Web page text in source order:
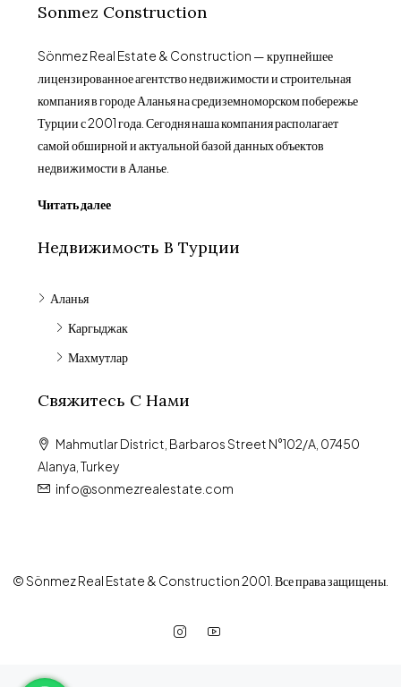
Sonmez Construction
Sönmez Real Estate & Construction — крупнейшее
лицензированное агентство недвижимости и строительная
компания в городе Аланья на средиземноморском побережье
Турции с 2001 года. Сегодня наша компания располагает
самой обширной и актуальной базой данных объектов
недвижимости в Аланье.
Читать далее
Недвижимость В Турции
Аланья
Каргыджак
Махмутлар
Свяжитесь С Нами
Mahmutlar District, Barbaros Street N°102/A, 07450
Alanya, Turkey
info@sonmezrealestate.com
© Sönmez Real Estate & Construction 2001. Все права защищены.